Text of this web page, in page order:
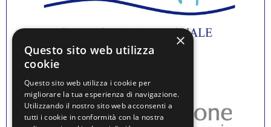
×
Questo sito web utilizza
cookie
Questo sito web utilizza i cookie per
migliorare la tua esperienza di navigazione.
Utilizzando il nostro sito web acconsenti a
tutti i cookie in conformità con la nostra